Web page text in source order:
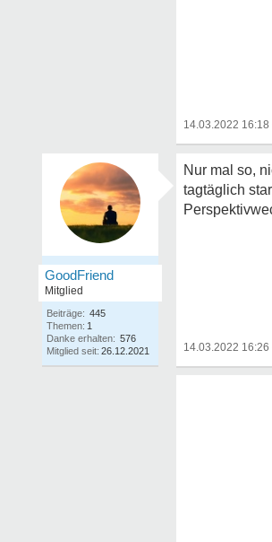
14.03.2022 16:18
GoodFriend
Mitglied
Beiträge: 445
Themen: 1
Danke erhalten: 576
Mitglied seit: 26.12.2021
Nur mal so,
tagtäglich
14.03.2022 16:26